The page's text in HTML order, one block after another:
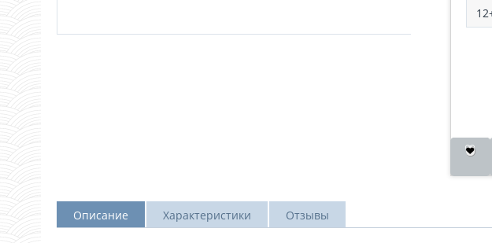
Описание Характеристики Отзывы